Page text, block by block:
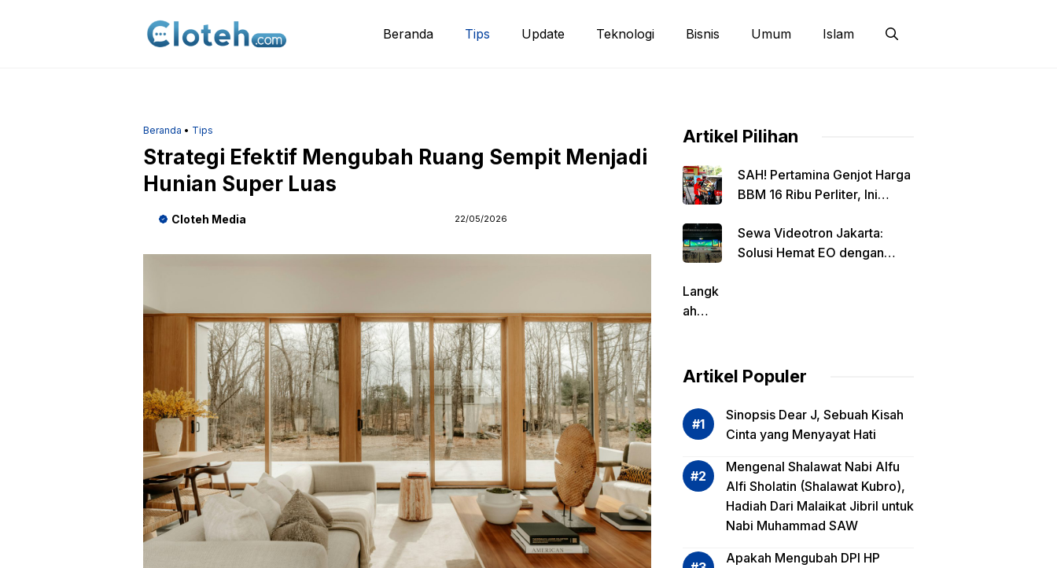
Beranda Tips Update Teknologi Bisnis Umum Islam
Beranda • Tips
Strategi Efektif Mengubah Ruang Sempit Menjadi
Hunian Super Luas
Cloteh Media 22/05/2026
Artikel Pilihan
SAH! Pertamina Genjot Harga
BBM 16 Ribu Perliter, Ini
Sewa Videotron Jakarta:
Solusi Hemat EO dengan
Langk
ah
dalam
si
Risiko
asi
Reksa
Artikel Populer
Sinopsis Dear J, Sebuah Kisah
Cinta yang Menyayat Hati
Mengenal Shalawat Nabi Alfu
Alfi Sholatin (Shalawat Kubro),
Hadiah Dari Malaikat Jibril untuk
Nabi Muhammad SAW
Apakah Mengubah DPI HP